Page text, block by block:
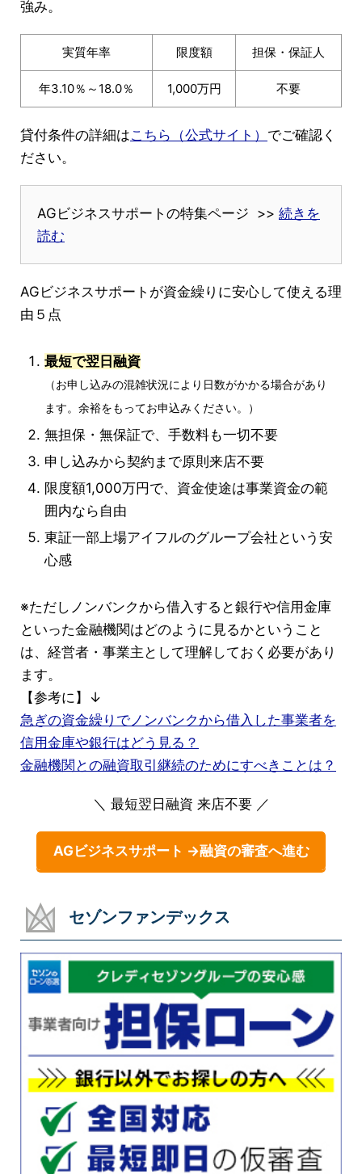
強み。
実質年率 限度額 担保・保証人
年3.10％～18.0％ 1,000万円 不要
貸付条件の詳細はこちら（公式サイト） でご確認く
ださい。
AGビジネスサポートの特集ページ >> 続きを
読む
AGビジネスサポートが資金繰りに安心して使える理
由５点
最短で翌日融資
（お申し込みの混雑状況により日数がかかる場合があり
ます。余裕をもってお申込みください。）
無担保・無保証で、手数料も一切不要
申し込みから契約まで原則来店不要
限度額1,000万円で、資金使途は事業資金の範
囲内なら自由
東証一部上場アイフルのグループ会社という安
心感
※ただしノンバンクから借入すると銀行や信用金庫
といった金融機関はどのように見るかということ
は、経営者・事業主として理解しておく必要があり
ます。
【参考に】↓
急ぎの資金繰りでノンバンクから借入した事業者を
信用金庫や銀行はどう見る？
金融機関との融資取引継続のためにすべきことは？
＼ 最短翌日融資 来店不要 ／
AGビジネスサポート →融資の審査へ進む
セゾンファンデックス